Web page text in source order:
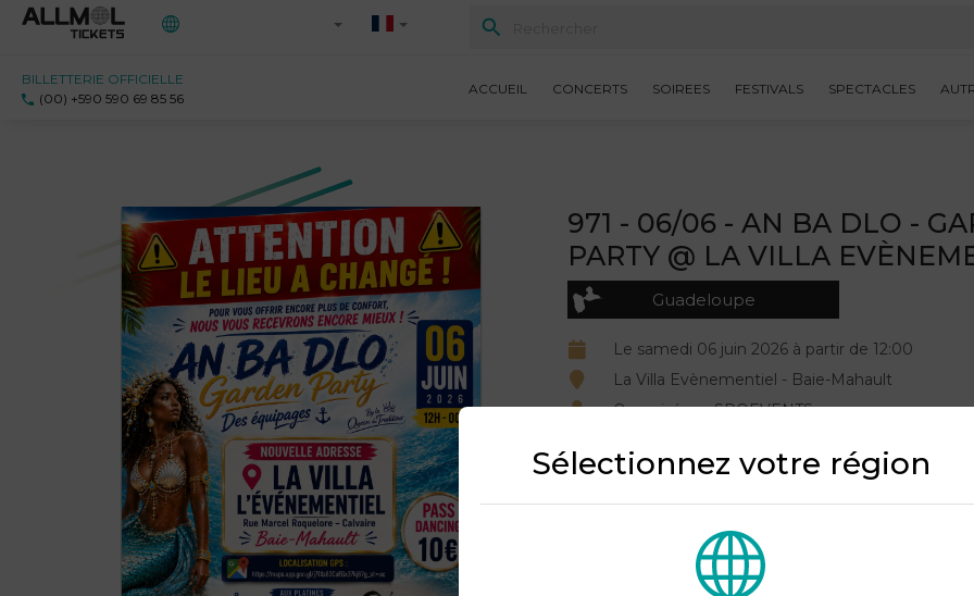
972 - Martinique
973 - Guyane
Ile-de-France
Saint-Martin
BILLETTERIE OFFICIELLE
(00) +590 590 69 85 56
ACCUEIL CONCERTS SOIREES FESTIVALS SPECTACLES
971 - 06/06 - AN BA DLO -
PARTY @ LA VILLA
Guadeloupe
Le samedi 06 juin 2026 à partir de 12:00
La Villa Evènementiel - Baie-Mahault
Organisé par SPOEVENTS.
Sélectionnez votre région